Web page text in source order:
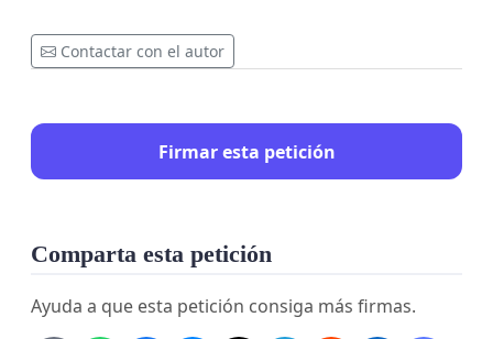
Contactar con el autor
Firmar esta petición
Comparta esta petición
Ayuda a que esta petición consiga más firmas.